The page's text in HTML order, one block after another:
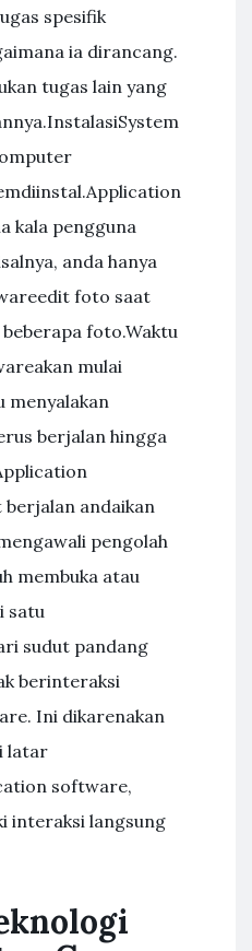
spesifik
ia dirancang.
tugas lain yang
kala pengguna
anda hanya
foto saat
foto.Waktu
mulai
menyalakan
berjalan hingga
andaikan
pengolah
membuka atau
satu
sudut pandang
berinteraksi
Ini dikarenakan
latar
software,
interaksi langsung